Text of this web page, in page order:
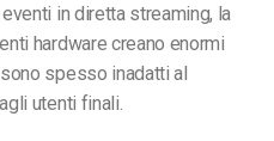
in diretta streaming, la
hardware creano enormi
spesso inadatti al
utenti finali.